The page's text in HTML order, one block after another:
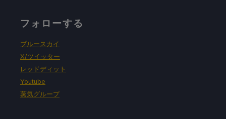
フォローする
ブルースカイ
X/ツイッター
レッドディット
Youtube
蒸気グループ